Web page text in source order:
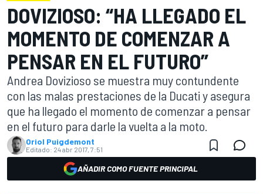
DOVIZIOSO: “HA LLEGADO EL
MOMENTO DE COMENZAR A
PENSAR EN EL FUTURO”
Andrea Dovizioso se muestra muy contundente
con las malas prestaciones de la Ducati y asegura
que ha llegado el momento de comenzar a pensar
en el futuro para darle la vuelta a la moto.
Oriol Puigdemont
Editado: 24 abr 2017, 7:51
AÑADIR COMO FUENTE PRINCIPAL